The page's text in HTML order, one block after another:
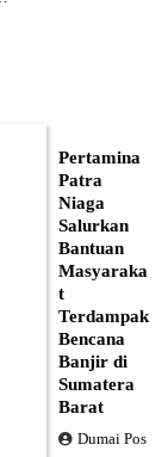
Pertamina
Patra
Niaga
Salurkan
Bantuan
Masyaraka
t
Terdampak
Bencana
Banjir di
Sumatera
Barat
Dumai Pos